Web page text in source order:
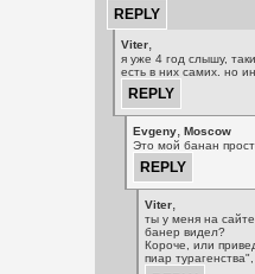
Viter,
я уже 4 год слышу,
есть в них самих. но
Evgeny, Moscow
Это мой банан
Viter,
ты у меня на
банер видел?
Короче, или
пиар